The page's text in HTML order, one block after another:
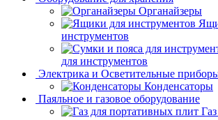
Органайзеры
инструментов
для инструментов
Электрика и Осветительные
Конденсаторы
Паяльное и газовое оборудование